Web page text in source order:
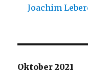
Joachim
Oktober 2021